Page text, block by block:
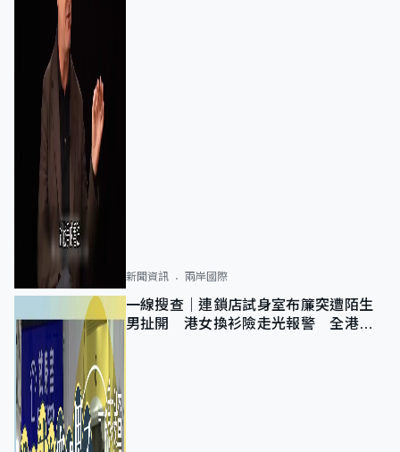
新聞資訊 兩岸國際
一線搜查｜連鎖店試身室布簾突遭陌生
男扯開 港女換衫險走光報警 全港分